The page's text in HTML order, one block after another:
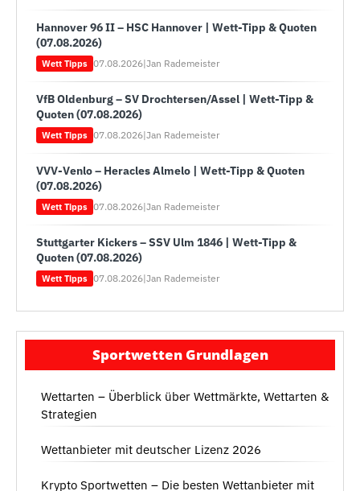
Hannover 96 II – HSC Hannover | Wett-Tipp & Quoten
(07.08.2026)
Wett Tipps 07.08.2026|Jan Rademeister
VfB Oldenburg – SV Drochtersen/Assel | Wett-Tipp &
Quoten (07.08.2026)
Wett Tipps 07.08.2026|Jan Rademeister
VVV-Venlo – Heracles Almelo | Wett-Tipp & Quoten
(07.08.2026)
Wett Tipps 07.08.2026|Jan Rademeister
Stuttgarter Kickers – SSV Ulm 1846 | Wett-Tipp &
Quoten (07.08.2026)
Wett Tipps 07.08.2026|Jan Rademeister
Sportwetten Grundlagen
Wettarten – Überblick über Wettmärkte, Wettarten &
Strategien
Wettanbieter mit deutscher Lizenz 2026
Krypto Sportwetten – Die besten Wettanbieter mit